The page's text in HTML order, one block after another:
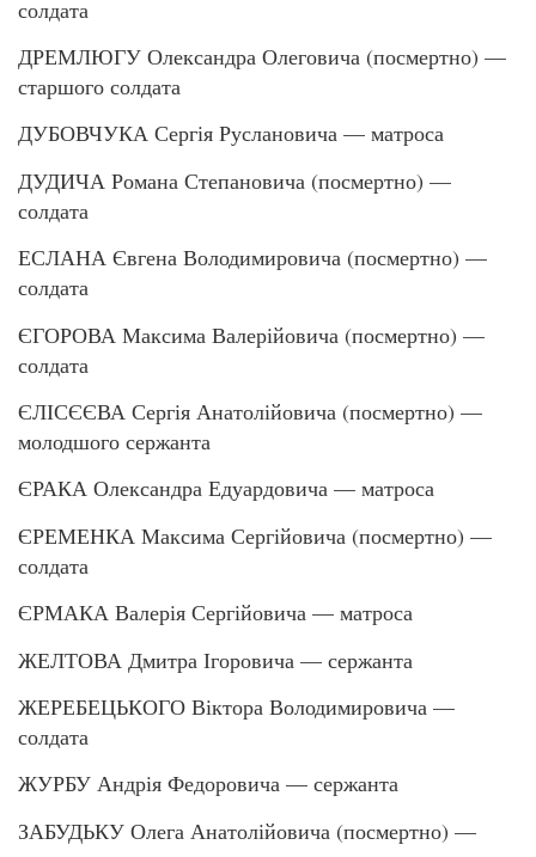
солдата
ДРЕМЛЮГУ Олександра Олеговича (посмертно) —
старшого солдата
ДУБОВЧУКА Сергія Руслановича — матроса
ДУДИЧА Романа Степановича (посмертно) —
солдата
ЕСЛАНА Євгена Володимировича (посмертно) —
солдата
ЄГОРОВА Максима Валерійовича (посмертно) —
солдата
ЄЛІСЄЄВА Сергія Анатолійовича (посмертно) —
молодшого сержанта
ЄРАКА Олександра Едуардовича — матроса
ЄРЕМЕНКА Максима Сергійовича (посмертно) —
солдата
ЄРМАКА Валерія Сергійовича — матроса
ЖЕЛТОВА Дмитра Ігоровича — сержанта
ЖЕРЕБЕЦЬКОГО Віктора Володимировича —
солдата
ЖУРБУ Андрія Федоровича — сержанта
ЗАБУДЬКУ Олега Анатолійовича (посмертно) —